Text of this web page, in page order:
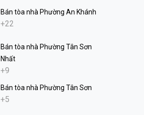
Bán tòa nhà Phường An Khánh
+22
Bán tòa nhà Phường Tân Sơn
Nhất
+9
Bán tòa nhà Phường Tân Sơn
+5